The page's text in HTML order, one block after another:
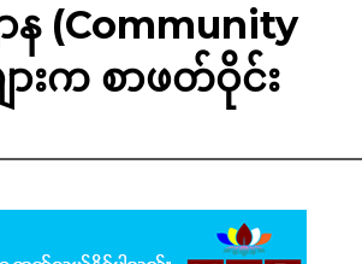
(Community
ားက စာဖတ်ဝိုင်း